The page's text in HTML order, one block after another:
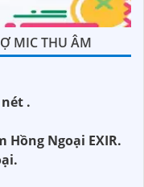
MIC THU ÂM
.
Hồng Ngoại EXIR.